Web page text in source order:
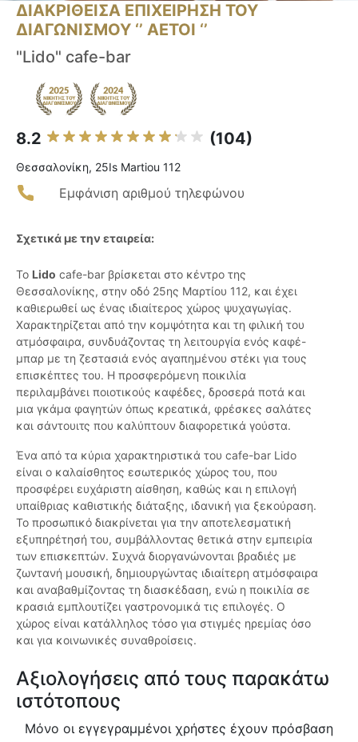
ΔΙΑΚΡΙΘΕΙΣΑ ΕΠΙΧΕΙΡΗΣΗ ΤΟΥ
ΔΙΑΓΩΝΙΣΜΟΥ ‘’ ΑΕΤΟΙ ‘’
"Lido" cafe-bar
8.2 (104)
Θεσσαλονίκη, 25Is Martiou 112
Εμφάνιση αριθμού τηλεφώνου
Σχετικά με την εταιρεία:
Το Lido cafe-bar βρίσκεται στο κέντρο της
Θεσσαλονίκης, στην οδό 25ης Μαρτίου 112, και έχει
καθιερωθεί ως ένας ιδιαίτερος χώρος ψυχαγωγίας.
Χαρακτηρίζεται από την κομψότητα και τη φιλική του
ατμόσφαιρα, συνδυάζοντας τη λειτουργία ενός καφέ-
μπαρ με τη ζεστασιά ενός αγαπημένου στέκι για τους
επισκέπτες του. Η προσφερόμενη ποικιλία
περιλαμβάνει ποιοτικούς καφέδες, δροσερά ποτά και
μια γκάμα φαγητών όπως κρεατικά, φρέσκες σαλάτες
και σάντουιτς που καλύπτουν διαφορετικά γούστα.
Ένα από τα κύρια χαρακτηριστικά του cafe-bar Lido
είναι ο καλαίσθητος εσωτερικός χώρος του, που
προσφέρει ευχάριστη αίσθηση, καθώς και η επιλογή
υπαίθριας καθιστικής διάταξης, ιδανική για ξεκούραση.
Το προσωπικό διακρίνεται για την αποτελεσματική
εξυπηρέτησή του, συμβάλλοντας θετικά στην εμπειρία
των επισκεπτών. Συχνά διοργανώνονται βραδιές με
ζωντανή μουσική, δημιουργώντας ιδιαίτερη ατμόσφαιρα
και αναβαθμίζοντας τη διασκέδαση, ενώ η ποικιλία σε
κρασιά εμπλουτίζει γαστρονομικά τις επιλογές. Ο
χώρος είναι κατάλληλος τόσο για στιγμές ηρεμίας όσο
και για κοινωνικές συναθροίσεις.
Αξιολογήσεις από τους παρακάτω
ιστότοπους
Μόνο οι εγγεγραμμένοι χρήστες έχουν πρόσβαση